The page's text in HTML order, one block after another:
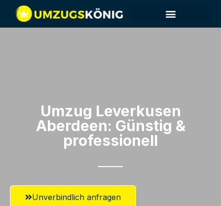
Umzug Leverkusen​
Aberdeen: Günstig &
professionell​
Unverbindlich anfragen